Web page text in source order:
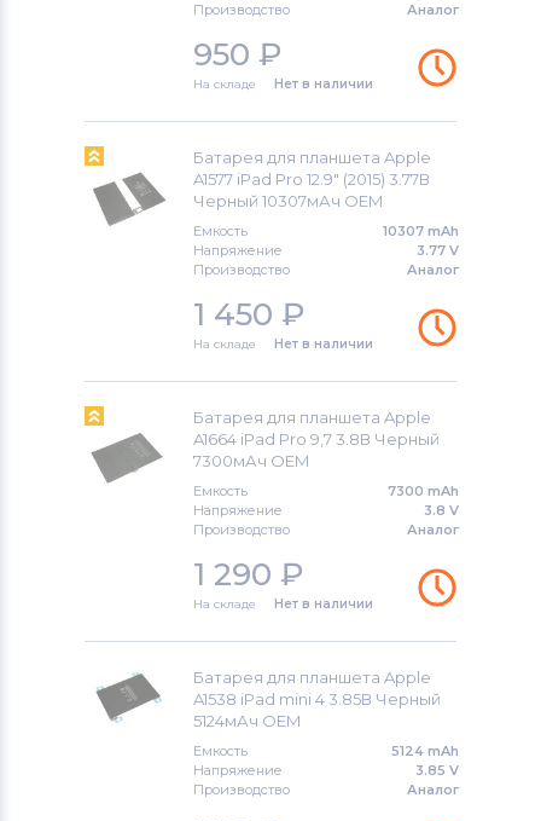
Производство
Аналог
950 ₽
На складе Нет в наличии
Батарея для планшета Apple
A1577 iPad Pro 12.9" (2015) 3.77В
Черный 10307мАч OEM
Емкость
10307 mAh
Напряжение
3.77 V
Производство
Аналог
1 450 ₽
На складе Нет в наличии
Батарея для планшета Apple
A1664 iPad Pro 9,7 3.8В Черный
7300мАч OEM
Емкость
7300 mAh
Напряжение
3.8 V
Производство
Аналог
1 290 ₽
На складе Нет в наличии
Батарея для планшета Apple
A1538 iPad mini 4 3.85В Черный
5124мАч OEM
Емкость
5124 mAh
Напряжение
3.85 V
Производство
Аналог